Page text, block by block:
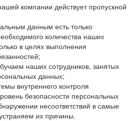
компании действует пропускной
данным есть только
количества наших
в целях выполнения
наших сотрудников, занятых
данных;
внутреннего контроля
безопасности персональных
несоответствий в самые
их причины.